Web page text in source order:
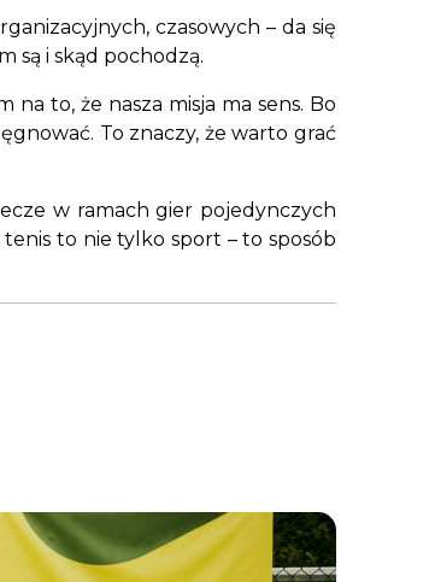
czasowych – da się
są i skąd pochodzą.
na to, że nasza misja ma sens. Bo
To znaczy, że warto grać
w ramach gier pojedynczych
to nie tylko sport – to sposób